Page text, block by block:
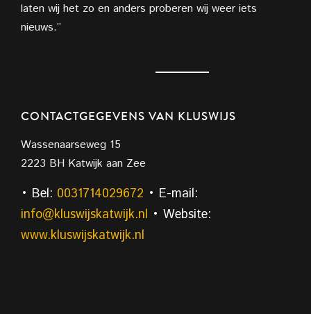
laten wij het zo en anders proberen wij weer iets
nieuws.”
CONTACTGEGEVENS VAN KLUSWIJS
Wassenaarseweg 15
2223 BH Katwijk aan Zee
• Bel: 0031714029672 • E-mail:
info@kluswijskatwijk.nl • Website:
www.kluswijskatwijk.nl